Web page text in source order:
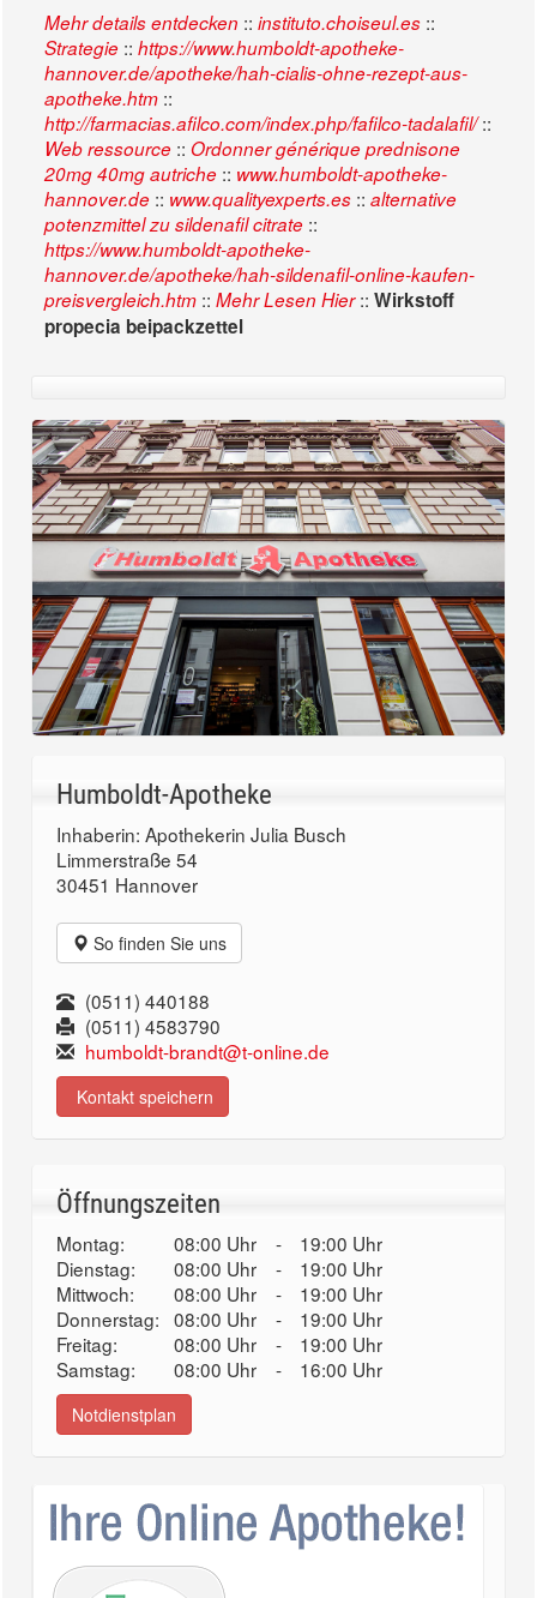
Mehr details entdecken :: instituto.choiseul.es ::
Strategie :: https://www.humboldt-apotheke-
hannover.de/apotheke/hah-cialis-ohne-rezept-aus-
apotheke.htm ::
http://farmacias.afilco.com/index.php/fafilco-tadalafil/::
Web ressource :: Ordonner générique prednisone
20mg 40mg autriche :: www.humboldt-apotheke-
hannover.de :: www.qualityexperts.es :: alternative
potenzmittel zu sildenafil citrate ::
https://www.humboldt-apotheke-
hannover.de/apotheke/hah-sildenafil-online-kaufen-
preisvergleich.htm :: Mehr Lesen Hier:: Wirkstoff
propecia beipackzettel
Humboldt-Apotheke
Inhaberin: Apothekerin Julia Busch
Limmerstraße 54
30451 Hannover
So finden Sie uns
(0511) 440188
(0511) 4583790
humboldt-brandt@t-online.de
Kontakt speichern
Öffnungszeiten
Montag: 08:00 Uhr -
19:00 Uhr
Dienstag:
08:00 Uhr -
19:00 Uhr
Mittwoch:
08:00 Uhr -
19:00 Uhr
Donnerstag: 08:00 Uhr -
19:00 Uhr
Freitag:
08:00 Uhr -
19:00 Uhr
Samstag:
08:00 Uhr - 16:00 Uhr
Notdienstplan